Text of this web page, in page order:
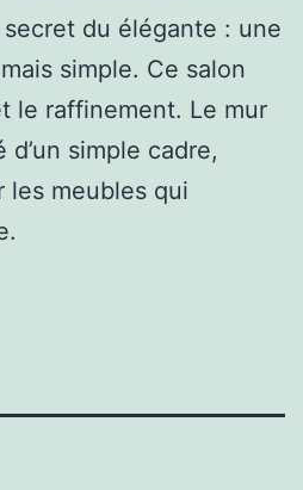
secret du élégante : une
simple. Ce salon
le raffinement. Le mur
simple cadre,
les meubles qui